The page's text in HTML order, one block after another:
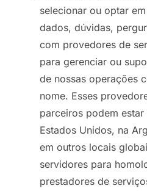
selecionar ou optar
dados, dúvidas,
com provedores de
para gerenciar ou
de nossas operações
nome. Esses
parceiros podem
Estados Unidos, na
em outros locais
servidores para
prestadores de